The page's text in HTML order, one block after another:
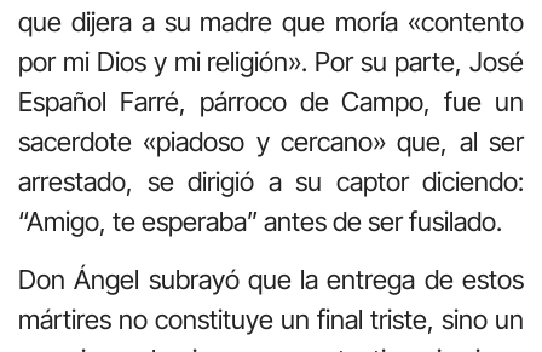
que dijera a su madre que moría «contento
por mi Dios y mi religión». Por su parte, José
Español Farré, párroco de Campo, fue un
sacerdote «piadoso y cercano» que, al ser
arrestado, se dirigió a su captor diciendo:
“Amigo, te esperaba” antes de ser fusilado.
Don Ángel subrayó que la entrega de estos
mártires no constituye un final triste, sino un